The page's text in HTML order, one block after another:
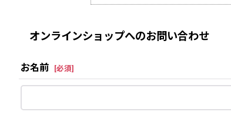
オンラインショップへのお問い合わせ
お名前 [必須]